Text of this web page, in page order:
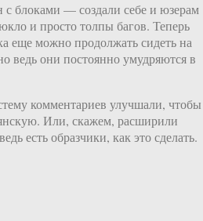
с блоками — создали себе и юзерам
и просто толпы багов. Теперь
еще можно продолжать сидеть на
ведь они постоянно умудряются в
комментариев улучшали, чтобы
Или, скажем, расширили
есть образчики, как это сделать.